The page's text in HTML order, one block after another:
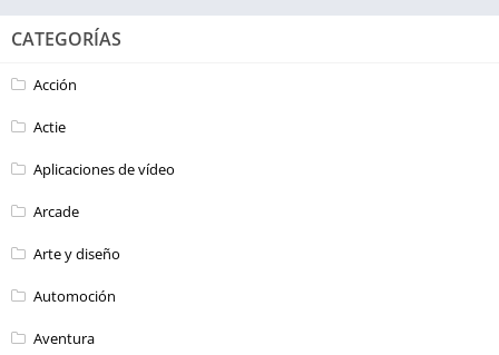
CATEGORÍAS
Acción
Actie
Aplicaciones de vídeo
Arcade
Arte y diseño
Automoción
Aventura